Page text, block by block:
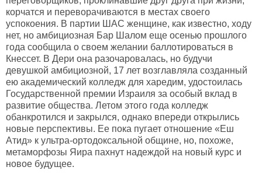
корчатся и переворачиваются в местах своего
успокоения. В партии ШАС женщине, как известно, ходу
нет, но амбициозная Бар Шалом еще осенью прошлого
года сообщила о своем желании баллотироваться в
Кнессет. В Дери она разочаровалась, но будучи
девушкой амбициозной, 17 лет возглавляла созданный
ею академический колледж для харедим, удостоилась
Государственной премии Израиля за особый вклад в
развитие общества. Летом этого года колледж
обанкротился и закрылся, однако впереди открылись
новые перспективы. Ее пока пугает отношение «Еш
Атид» к ультра-ортодоксальной общине, но, похоже,
метаморфозы Яира пахнут надеждой на новый курс и
новое будущее.